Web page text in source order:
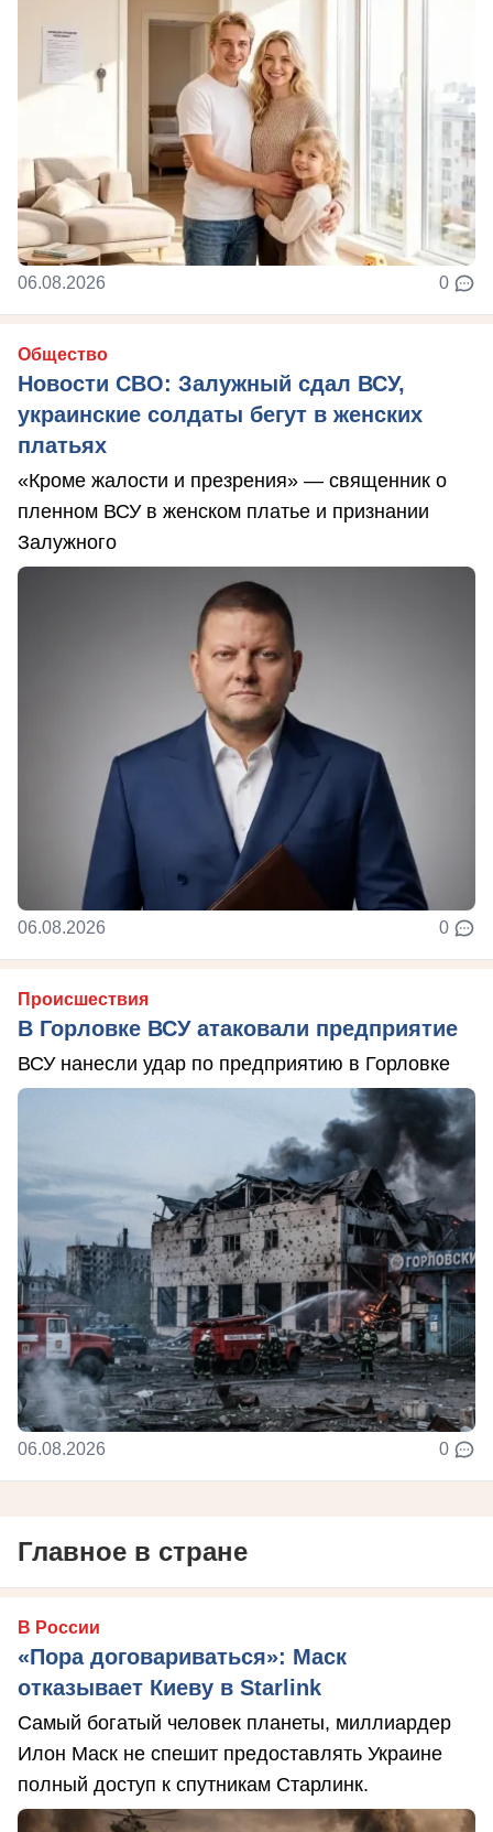
06.08.2026 0
Общество
Новости СВО: Залужный сдал ВСУ,
украинские солдаты бегут в женских
платьях
«Кроме жалости и презрения» — священник о
пленном ВСУ в женском платье и признании
Залужного
06.08.2026 0
Происшествия
В Горловке ВСУ атаковали предприятие
ВСУ нанесли удар по предприятию в Горловке
06.08.2026 0
Главное в стране
В России
«Пора договариваться»: Маск
отказывает Киеву в Starlink
Самый богатый человек планеты, миллиардер
Илон Маск не спешит предоставлять Украине
полный доступ к спутникам Старлинк.